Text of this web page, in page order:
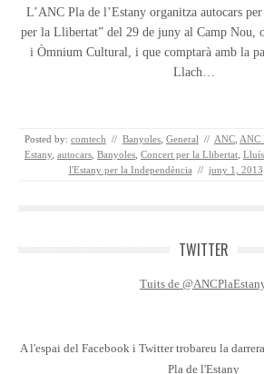
L’ANC Pla de l’Estany organitza autocars
per la Llibertat” del 29 de juny al Camp Nou,
i Òmnium Cultural, i que comptarà amb la
Llach…
Posted by: comtech // Banyoles General // ANC ANC
Estany, autocars Banyoles Concert per la Llibertat
l'Estany per la Independència // juny 1, 2013
TWITTER
Tuits de
A l'espai del Facebook i Twitter trobareu la
Pla de l'Estany